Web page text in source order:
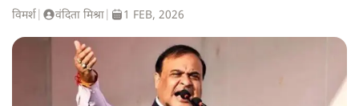
विमर्श वंदिता मिश्रा 1 FEB, 2026